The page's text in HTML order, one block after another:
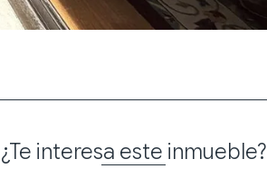
¿Te interesa este inmueble?